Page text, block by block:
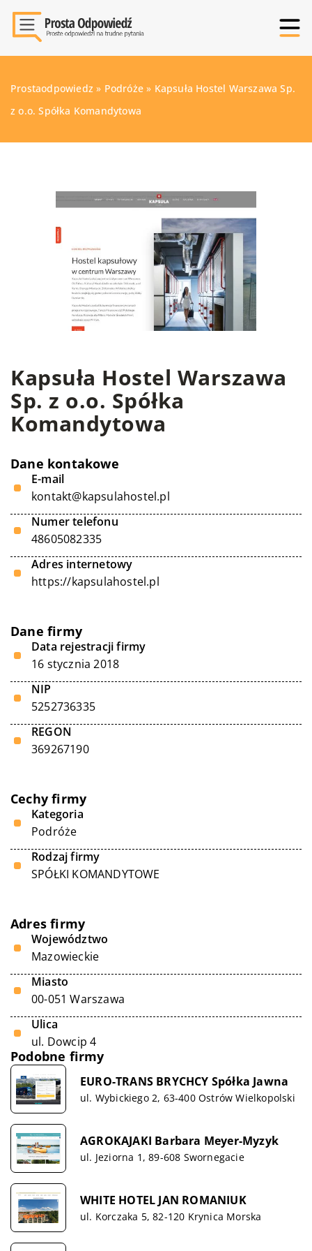
Prostaodpowiedz » Podróże » Kapsuła Hostel Warszawa Sp.
z o.o. Spółka Komandytowa
Kapsuła Hostel Warszawa
Sp. z o.o. Spółka
Komandytowa
Dane kontakowe
E-mail
kontakt@kapsulahostel.pl
Numer telefonu
48605082335
Adres internetowy
https://kapsulahostel.pl
Dane firmy
Data rejestracji firmy
16 stycznia 2018
NIP
5252736335
REGON
369267190
Cechy firmy
Kategoria
Podróże
Rodzaj firmy
SPÓŁKI KOMANDYTOWE
Adres firmy
Województwo
Mazowieckie
Miasto
00-051 Warszawa
Ulica
ul. Dowcip 4
Podobne firmy
EURO-TRANS BRYCHCY Spółka Jawna
ul. Wybickiego 2, 63-400 Ostrów Wielkopolski
AGROKAJAKI Barbara Meyer-Myzyk
ul. Jeziorna 1, 89-608 Swornegacie
WHITE HOTEL JAN ROMANIUK
ul. Korczaka 5, 82-120 Krynica Morska